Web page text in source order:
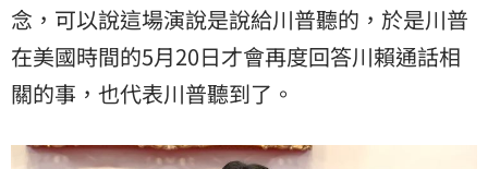
念，可以說這場演說是說給川普聽的，於是川普
在美國時間的5月20日才會再度回答川賴通話相
關的事，也代表川普聽到了。